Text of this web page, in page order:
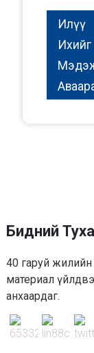
Илүү
Ихийг
Бидний
40 гаруй
материал
анхаардаг.